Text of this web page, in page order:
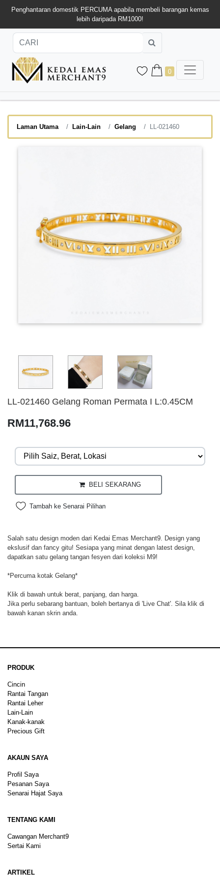
Penghantaran domestik PERCUMA apabila membeli barangan kemas
lebih daripada RM1000!
0
Laman Utama Lain-Lain Gelang LL-021460
LL-021460 Gelang Roman Permata I L:0.45CM
RM11,768.96
BELI SEKARANG
Tambah ke Senarai Pilihan
Salah satu design moden dari Kedai Emas Merchant9. Design yang
ekslusif dan fancy gitu! Sesiapa yang minat dengan latest design,
dapatkan satu gelang tangan fesyen dari koleksi M9!
*Percuma kotak Gelang*
Klik di bawah untuk berat, panjang, dan harga.
Jika perlu sebarang bantuan, boleh bertanya di 'Live Chat'. Sila klik di
bawah kanan skrin anda.
PRODUK
Cincin
Rantai Tangan
Rantai Leher
Lain-Lain
Kanak-kanak
Precious Gift
AKAUN SAYA
Profil Saya
Pesanan Saya
Senarai Hajat Saya
TENTANG KAMI
Cawangan Merchant9
Sertai Kami
ARTIKEL